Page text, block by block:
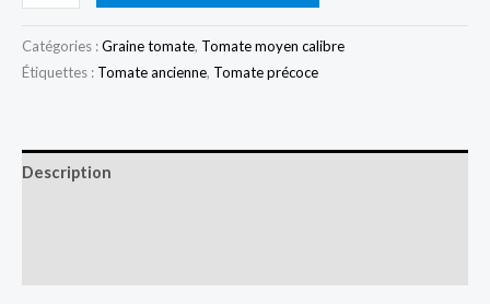
de
Tomate
Betalux
Catégories :Graine tomate, Tomate moyen calibre
Étiquettes : Tomate ancienne, Tomate précoce
Description